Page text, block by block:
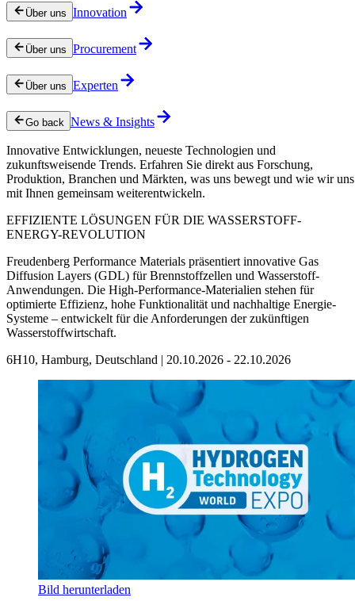
Über uns Innovation
Über uns Procurement
Über uns Experten
Go back News & Insights
Innovative Entwicklungen, neueste Technologien und
zukunftsweisende Trends. Erfahren Sie direkt aus Forschung,
Produktion, Branchen und Märkten, was uns bewegt und wie wir uns
mit Ihnen gemeinsam weiterentwickeln.
EFFIZIENTE LÖSUNGEN FÜR DIE WASSERSTOFF-
ENERGY-REVOLUTION
Freudenberg Performance Materials präsentiert innovative Gas
Diffusion Layers (GDL) für Brennstoffzellen und Wasserstoff-
Anwendungen. Die High-Performance-Materialien stehen für
optimierte Effizienz, hohe Funktionalität und nachhaltige Energie-
Systeme – entwickelt für die Anforderungen der zukünftigen
Wasserstoffwirtschaft.
6H10, Hamburg, Deutschland | 20.10.2026 - 22.10.2026
Bild herunterladen